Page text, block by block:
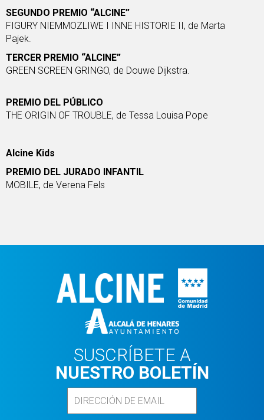
SEGUNDO PREMIO “ALCINE”
FIGURY NIEMMOZLIWE I INNE HISTORIE II, de Marta
Pajek.
TERCER PREMIO “ALCINE”
GREEN SCREEN GRINGO, de Douwe Dijkstra.
PREMIO DEL PÚBLICO
THE ORIGIN OF TROUBLE, de Tessa Louisa Pope
Alcine Kids
PREMIO DEL JURADO INFANTIL
MOBILE, de Verena Fels
SUSCRÍBETE A
NUESTRO BOLETÍN